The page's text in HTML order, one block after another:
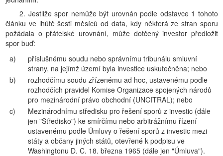
2. Jestliže spor nemůže být urovnán podle odstavce 1 tohoto
článku ve lhůtě šesti měsíců od data, kdy některá ze stran sporu
požádala o přátelské urovnání, může dotčený investor předložit
spor buď:
a)
příslušnému soudu nebo správnímu tribunálu smluvní
strany, na jejímž území byla investice uskutečněna; nebo
b)
rozhodčímu soudu zřízenému ad hoc, ustavenému podle
rozhodčích pravidel Komise Organizace spojených národů
pro mezinárodní právo obchodní (UNCITRAL); nebo
c)
Mezinárodnímu středisku pro řešení sporů z investic (dále
jen "Středisko") ke smírčímu nebo arbitrážnímu řízení
ustavenému podle Úmluvy o řešení sporů z investic mezi
státy a občany jiných států, otevřené k podpisu ve
Washingtonu D. C. 18. března 1965 (dále jen "Úmluva").